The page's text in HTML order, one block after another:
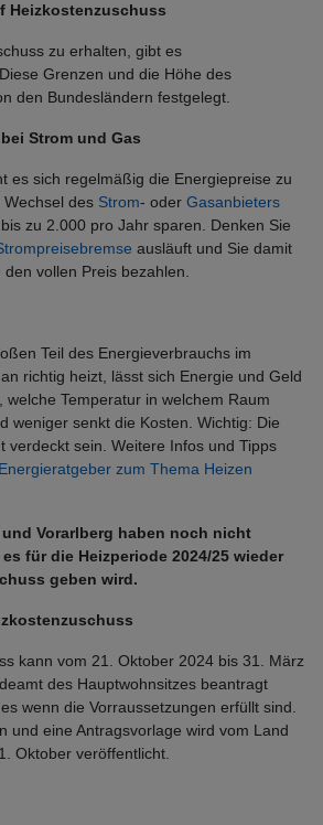
Heizkostenzuschuss
zu erhalten, gibt es
Grenzen und die Höhe des
den Bundesländern festgelegt.
Strom und Gas
es sich regelmäßig die Energiepreise zu
des Strom- oder Gasanbieters
zu 2.000 pro Jahr sparen. Denken Sie
ausläuft und Sie damit
vollen Preis bezahlen.
Teil des Energieverbrauchs im
richtig heizt, lässt sich Energie und Geld
welche Temperatur in welchem Raum
weniger senkt die Kosten. Wichtig: Die
verdeckt sein. Weitere Infos und Tipps
Energieratgeber zum Thema Heizen
Vorarlberg haben noch nicht
für die Heizperiode 2024/25 wieder
geben wird.
kann vom 21. Oktober 2024 bis 31. März
des Hauptwohnsitzes beantragt
wenn die Vorraussetzungen erfüllt sind.
und eine Antragsvorlage wird vom Land
Oktober veröffentlicht.